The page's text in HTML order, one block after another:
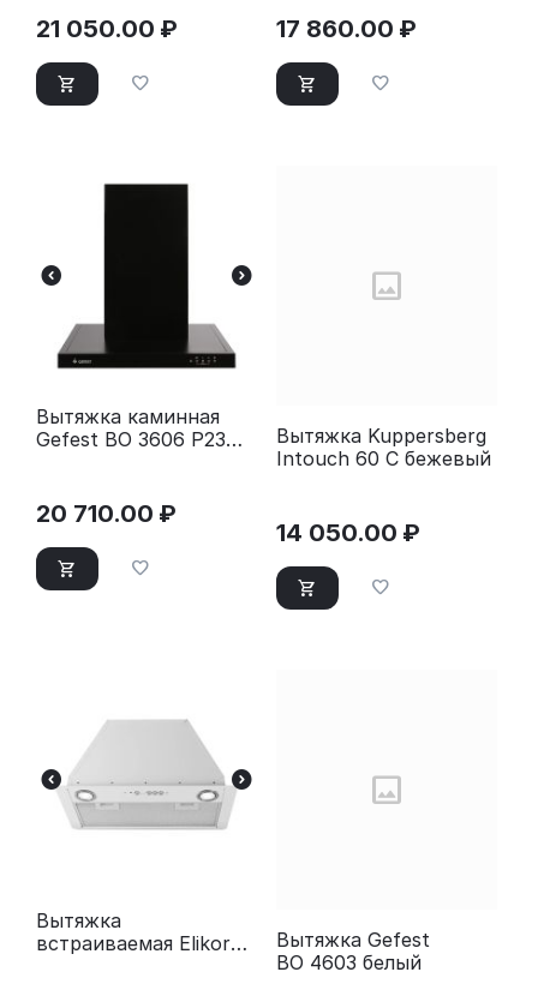
21 050.00 ₽ 17 860.00 ₽
Вытяжка каминная
Gefest ВО 3606 Р23
20 710.00 ₽
Вытяжка Kuppersberg
Intouch 60 C бежевый
14 050.00 ₽
Вытяжка
встраиваемая Elikor
Вытяжка Gefest
BO 4603 белый